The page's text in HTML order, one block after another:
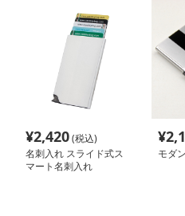
¥2,420(税込)
名刺入れ スライド式ス
マート名刺入れ
¥
モダ